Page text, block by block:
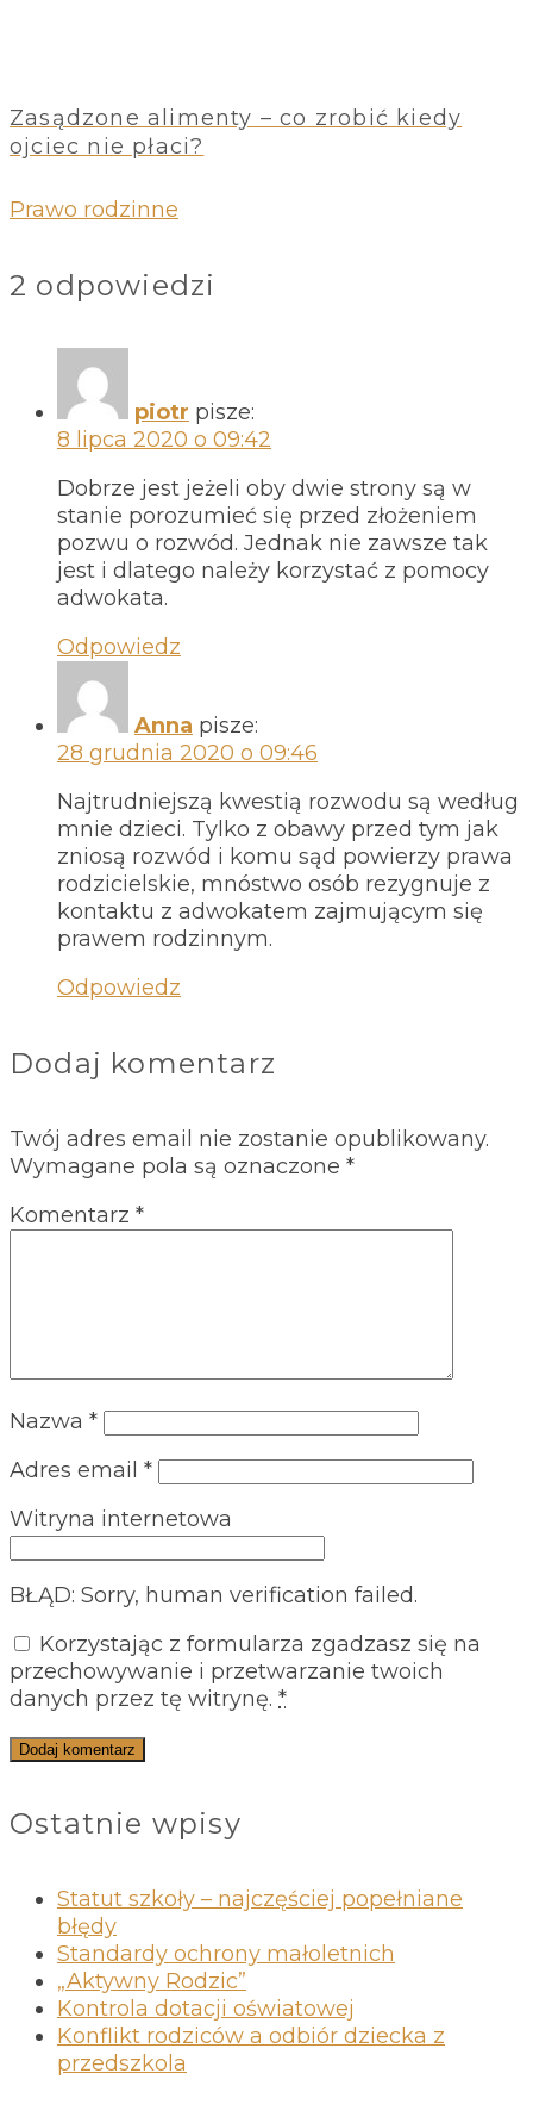
Zasądzone alimenty – co zrobić kiedy
ojciec nie płaci?
Prawo rodzinne
2 odpowiedzi
piotr pisze:
8 lipca 2020 o 09:42
Dobrze jest jeżeli oby dwie strony są w
stanie porozumieć się przed złożeniem
pozwu o rozwód. Jednak nie zawsze tak
jest i dlatego należy korzystać z pomocy
adwokata.
Odpowiedz
Anna pisze:
28 grudnia 2020 o 09:46
Najtrudniejszą kwestią rozwodu są według
mnie dzieci. Tylko z obawy przed tym jak
zniosą rozwód i komu sąd powierzy prawa
rodzicielskie, mnóstwo osób rezygnuje z
kontaktu z adwokatem zajmującym się
prawem rodzinnym.
Odpowiedz
Dodaj komentarz
Twój adres email nie zostanie opublikowany.
Wymagane pola są oznaczone *
Komentarz *
Nazwa *
Adres email *
Witryna internetowa
BŁĄD: Sorry, human verification failed.
Korzystając z formularza zgadzasz się na
przechowywanie i przetwarzanie twoich
danych przez tę witrynę. *
Ostatnie wpisy
Statut szkoły – najczęściej popełniane
błędy
Standardy ochrony małoletnich
„Aktywny Rodzic”
Kontrola dotacji oświatowej
Konflikt rodziców a odbiór dziecka z
przedszkola